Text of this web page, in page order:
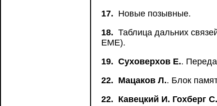
17. Новые позывные.
18. Таблица дальних
ЕМЕ).
19. Суховерхов Е..
22. Мацаков Л.. Блок
22. Кавецкий И. Гохберг С.